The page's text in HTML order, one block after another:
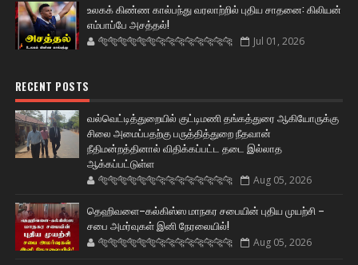
உலகக் கிண்ண கால்பந்து வரலாற்றில் புதிய சாதனை: கிலியன்
எம்பாப்பே அசத்தல்!
🐅🐅🐅🐅🐅🐅🐆🐆🐆🐆🐆🐆🐆🐆 Jul 01, 2026
RECENT POSTS
வல்வெட்டித்துறையில் குட்டிமணி தங்கத்துரை ஆகியோருக்கு
சிலை அமைப்பதற்கு பருத்தித்துறை நீதவான்
நீதிமன்றத்தினால் விதிக்கப்பட்ட தடை இல்லாத
ஆக்கப்பட்டுள்ள
🐅🐅🐅🐅🐅🐅🐆🐆🐆🐆🐆🐆🐆🐆 Aug 05, 2026
தெஹிவளை–கல்கிஸ்ஸ மாநகர சபையின் புதிய முயற்சி –
சபை அமர்வுகள் இனி நேரலையில்!
🐅🐅🐅🐅🐅🐅🐆🐆🐆🐆🐆🐆🐆🐆 Aug 05, 2026